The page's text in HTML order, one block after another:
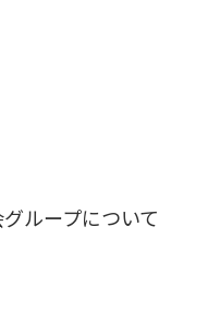
ループについて